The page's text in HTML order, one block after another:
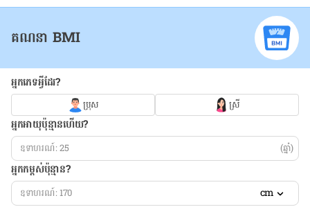
គណនា BMI
អ្នកភេទអ្វីដែរ?
ប្រុស ស្រី
អ្នកអាយុប៉ុន្មានហើយ?
(ឆ្នាំ)
អ្នកកម្ពស់ប៉ុន្មាន?
cm